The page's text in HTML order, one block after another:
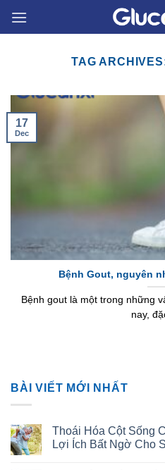
TAG
Bệnh Gout, nguyên
Bệnh gout là một trong những
nay,
17
Dec
BÀI VIẾT MỚI NHẤT
Thoái Hóa Cột Sống
Lợi Ích Bất Ngờ Cho